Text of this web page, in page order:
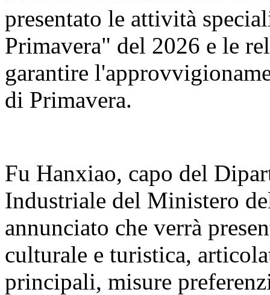
presentato le attività
Primavera" del 2026 e le
garantire
di Primavera.
Fu Hanxiao, capo del
Industriale del Ministero
annunciato che verrà
culturale e turistica,
principali, misure